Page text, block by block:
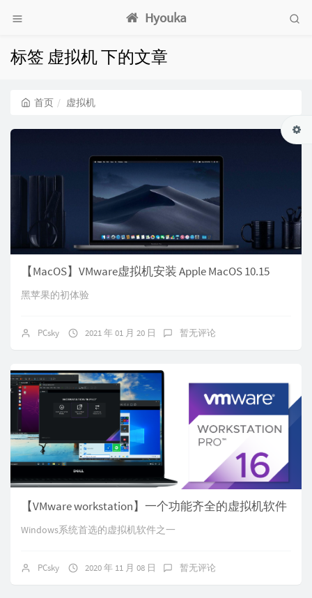
Hyouka
标签 虚拟机 下的文章
首页 虚拟机
【MacOS】VMware虚拟机安装 Apple MacOS 10.15
黑苹果的初体验
PCsky 2021 年 01 月 20 日 暂无评论
【VMware workstation】一个功能齐全的虚拟机软件
Windows系统首选的虚拟机软件之一
PCsky 2020 年 11 月 08 日 暂无评论